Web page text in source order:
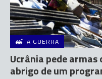
A GUERRA
Ucrânia pede
abrigo de um